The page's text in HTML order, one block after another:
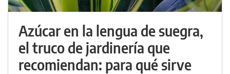
Azúcar en la lengua de suegra,
el truco de jardinería que
recomiendan: para qué sirve